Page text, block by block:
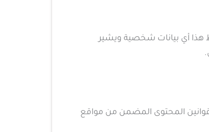
هذا أي بيانات شخصية ويشير
المحتوى المضمن من مواقع